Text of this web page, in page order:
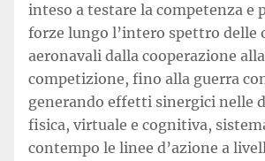
inteso a testare la competenza e
forze lungo l’intero spettro delle
aeronavali dalla cooperazione alla
competizione, fino alla guerra
generando effetti sinergici nelle
fisica, virtuale e cognitiva,
contempo le linee d’azione a